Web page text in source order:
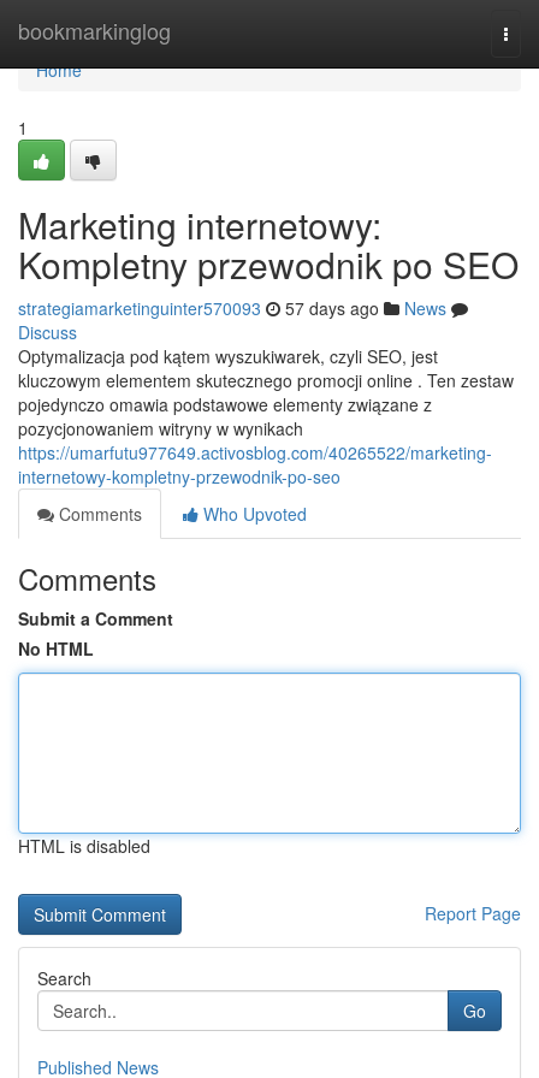
bookmarkinglog
Home
Home
1
Marketing internetowy:
Kompletny przewodnik po SEO
strategiamarketinguinter570093 57 days ago
News
Discuss
Optymalizacja pod kątem wyszukiwarek, czyli SEO, jest
kluczowym elementem skutecznego promocji online . Ten zestaw
pojedynczo omawia podstawowe elementy związane z
pozycjonowaniem witryny w wynikach
https://umarfutu977649.activosblog.com/40265522/marketing-
internetowy-kompletny-przewodnik-po-seo
Comments
Who Upvoted
Comments
Submit a Comment
No HTML
HTML is disabled
Report Page
Search
Go
Published News